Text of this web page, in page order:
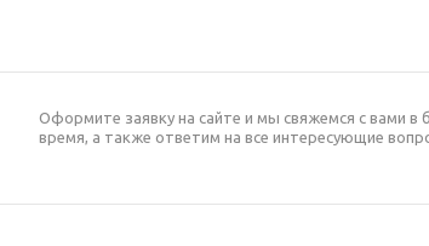
Оформите заявку на сайте и мы свяжемся с вами в
время, а также ответим на все интересующие